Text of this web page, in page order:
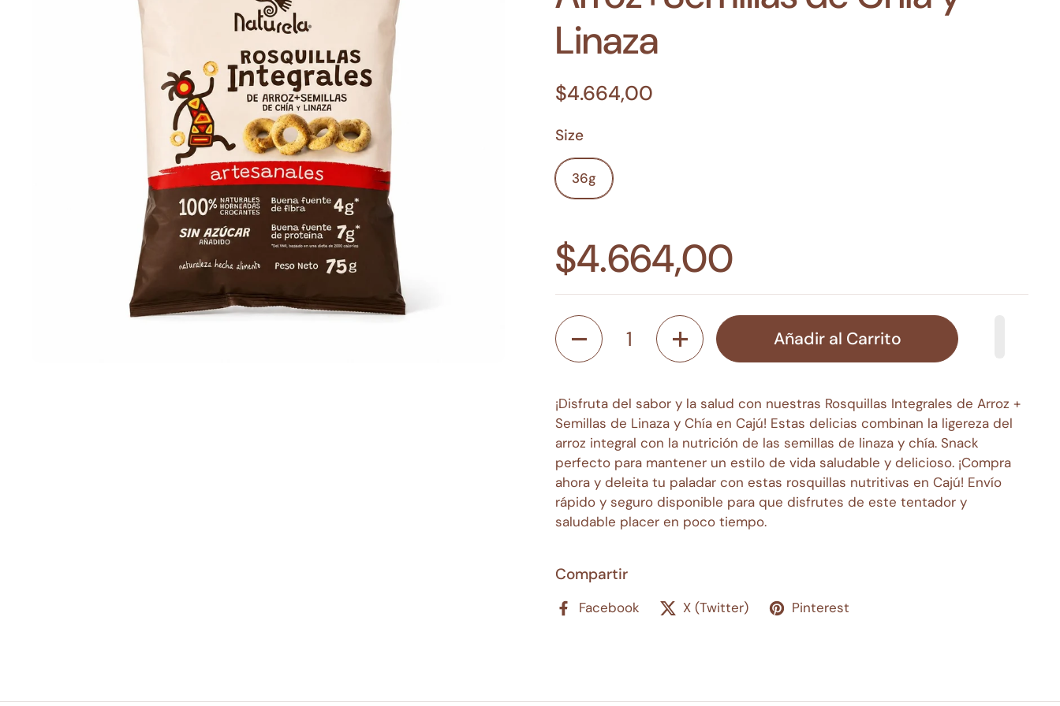
Linaza
$4.664,00
Size
36g
$4.664,00
Cantidad
Añadir al Carrito
¡Disfruta del sabor y la salud con nuestras Rosquillas Integrales de Arroz +
Semillas de Linaza y Chía en Cajú! Estas delicias combinan la ligereza del
arroz integral con la nutrición de las semillas de linaza y chía. Snack
perfecto para mantener un estilo de vida saludable y delicioso. ¡Compra
ahora y deleita tu paladar con estas rosquillas nutritivas en Cajú! Envío
rápido y seguro disponible para que disfrutes de este tentador y
saludable placer en poco tiempo.
Compartir
Facebook X (Twitter) Pinterest